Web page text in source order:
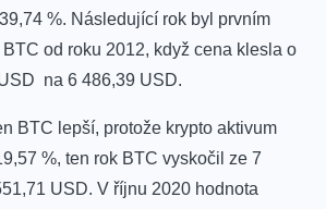
%. Následující rok byl prvním
od roku 2012, když cena klesla o
na 6 486,39 USD.
BTC lepší, protože krypto aktivum
%, ten rok BTC vyskočil ze 7
USD. V říjnu 2020 hodnota